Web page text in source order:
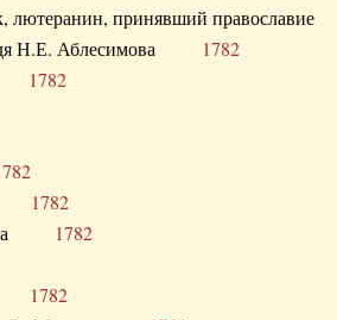
лютеранин, принявший
Н.Е. Аблесимова 1782
1782
1782
1782
1782